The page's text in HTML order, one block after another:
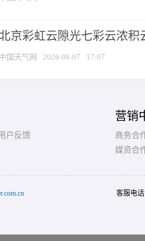
京彩虹云隙光七彩云浓积
中国天气网 2026-08-07 17:07
户反馈
营销
商务合
媒资合
客服电